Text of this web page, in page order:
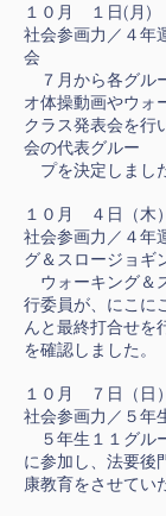
１０月 １日(月)
社会参画力／４
会
７月から各グル
オ体操動画やウォ
クラス発表会を行
会の代表グル
プを決定しまし
１０月 ４日（木）
社会参画力／４年
グ＆スロージョギ
ウォーキング＆
行委員が、にこに
んと最終打合せを
を確認しました。
１０月 ７日（日）
社会参画力／５年
５年生１１グル
に参加し、法要後
康教育をさせてい